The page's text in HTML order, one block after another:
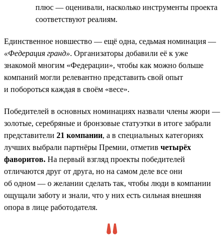
плюс — оценивали, насколько инструменты проекта
соответствуют реалиям.
Единственное новшество — ещё одна, седьмая номинация —
«Федерация гранд». Организаторы добавили её к уже
знакомой многим «Федерации», чтобы как можно больше
компаний могли релевантно представить свой опыт
и побороться каждая в своём «весе».
Победителей в основных номинациях назвали члены жюри —
золотые, серебряные и бронзовые статуэтки в итоге забрали
представители 21 компании, а в специальных категориях
лучших выбрали партнёры Премии, отметив четырёх
фаворитов. На первый взгляд проекты победителей
отличаются друг от друга, но на самом деле все они
об одном — о желании сделать так, чтобы люди в компании
ощущали заботу и знали, что у них есть сильная внешняя
опора в лице работодателя.